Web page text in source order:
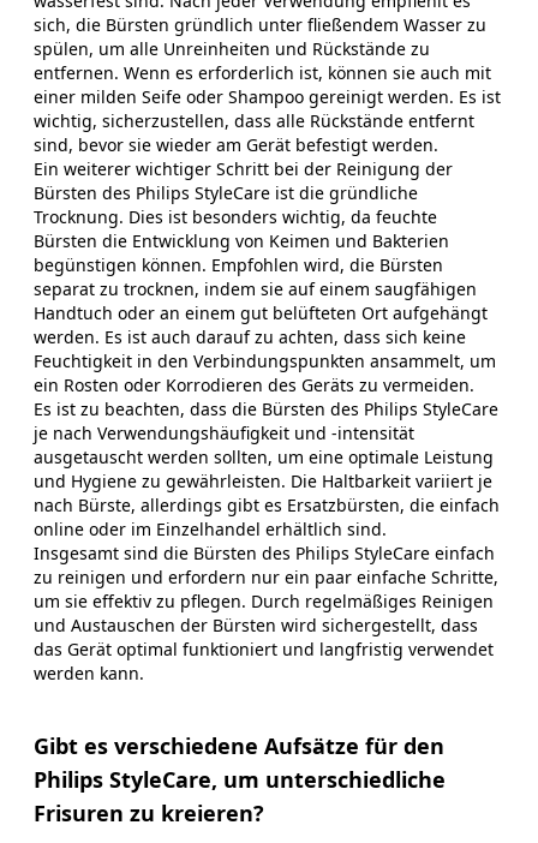
sich, die Bürsten gründlich unter fließendem Wasser zu
spülen, um alle Unreinheiten und Rückstände zu
entfernen. Wenn es erforderlich ist, können sie auch mit
einer milden Seife oder Shampoo gereinigt werden. Es ist
wichtig, sicherzustellen, dass alle Rückstände entfernt
sind, bevor sie wieder am Gerät befestigt werden.
Ein weiterer wichtiger Schritt bei der Reinigung der
Bürsten des Philips StyleCare ist die gründliche
Trocknung. Dies ist besonders wichtig, da feuchte
Bürsten die Entwicklung von Keimen und Bakterien
begünstigen können. Empfohlen wird, die Bürsten
separat zu trocknen, indem sie auf einem saugfähigen
Handtuch oder an einem gut belüfteten Ort aufgehängt
werden. Es ist auch darauf zu achten, dass sich keine
Feuchtigkeit in den Verbindungspunkten ansammelt, um
ein Rosten oder Korrodieren des Geräts zu vermeiden.
Es ist zu beachten, dass die Bürsten des Philips StyleCare
je nach Verwendungshäufigkeit und -intensität
ausgetauscht werden sollten, um eine optimale Leistung
und Hygiene zu gewährleisten. Die Haltbarkeit variiert je
nach Bürste, allerdings gibt es Ersatzbürsten, die einfach
online oder im Einzelhandel erhältlich sind.
Insgesamt sind die Bürsten des Philips StyleCare einfach
zu reinigen und erfordern nur ein paar einfache Schritte,
um sie effektiv zu pflegen. Durch regelmäßiges Reinigen
und Austauschen der Bürsten wird sichergestellt, dass
das Gerät optimal funktioniert und langfristig verwendet
werden kann.
Gibt es verschiedene Aufsätze für den
Philips StyleCare, um unterschiedliche
Frisuren zu kreieren?